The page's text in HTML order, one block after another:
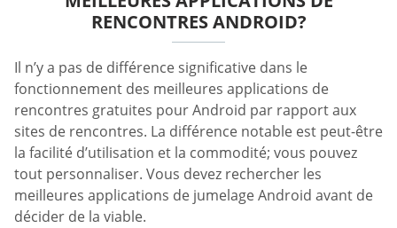
RENCONTRES ANDROID?
Il n’y a pas de différence significative dans le
fonctionnement des meilleures applications de
rencontres gratuites pour Android par rapport aux
sites de rencontres. La différence notable est peut-être
la facilité d’utilisation et la commodité; vous pouvez
tout personnaliser. Vous devez rechercher les
meilleures applications de jumelage Android avant de
décider de la viable.